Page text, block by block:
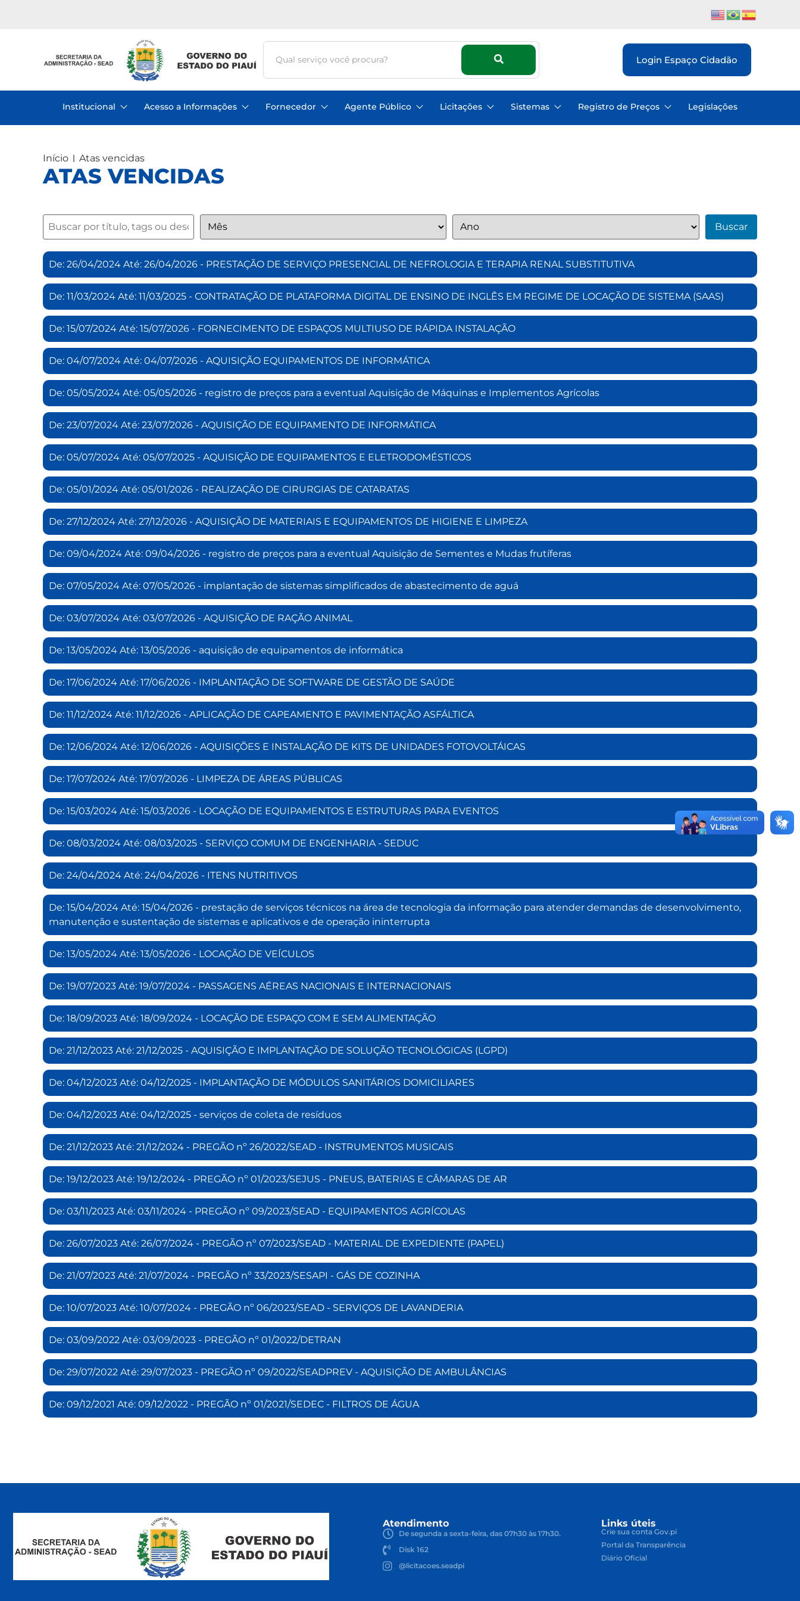
Login Espaço Cidadão
Institucional Acesso a Informações Fornecedor Agente Público Licitações Sistemas Registro de Preços Legislações
Início Atas vencidas
ATAS VENCIDAS
Buscar
De: 26/04/2024 Até: 26/04/2026 - PRESTAÇÃO DE SERVIÇO PRESENCIAL DE NEFROLOGIA E TERAPIA RENAL SUBSTITUTIVA
De: 11/03/2024 Até: 11/03/2025 - CONTRATAÇÃO DE PLATAFORMA DIGITAL DE ENSINO DE INGLÊS EM REGIME DE LOCAÇÃO DE SISTEMA (SAAS)
De: 15/07/2024 Até: 15/07/2026 - FORNECIMENTO DE ESPAÇOS MULTIUSO DE RÁPIDA INSTALAÇÃO
De: 04/07/2024 Até: 04/07/2026 - AQUISIÇÃO EQUIPAMENTOS DE INFORMÁTICA
De: 05/05/2024 Até: 05/05/2026 - registro de preços para a eventual Aquisição de Máquinas e Implementos Agrícolas
De: 23/07/2024 Até: 23/07/2026 - AQUISIÇÃO DE EQUIPAMENTO DE INFORMÁTICA
De: 05/07/2024 Até: 05/07/2025 - AQUISIÇÃO DE EQUIPAMENTOS E ELETRODOMÉSTICOS
De: 05/01/2024 Até: 05/01/2026 - REALIZAÇÃO DE CIRURGIAS DE CATARATAS
De: 27/12/2024 Até: 27/12/2026 - AQUISIÇÃO DE MATERIAIS E EQUIPAMENTOS DE HIGIENE E LIMPEZA
De: 09/04/2024 Até: 09/04/2026 - registro de preços para a eventual Aquisição de Sementes e Mudas frutíferas
De: 07/05/2024 Até: 07/05/2026 - implantação de sistemas simplificados de abastecimento de aguá
De: 03/07/2024 Até: 03/07/2026 - AQUISIÇÃO DE RAÇÃO ANIMAL
De: 13/05/2024 Até: 13/05/2026 - aquisição de equipamentos de informática
De: 17/06/2024 Até: 17/06/2026 - IMPLANTAÇÃO DE SOFTWARE DE GESTÃO DE SAÚDE
De: 11/12/2024 Até: 11/12/2026 - APLICAÇÃO DE CAPEAMENTO E PAVIMENTAÇÃO ASFÁLTICA
De: 12/06/2024 Até: 12/06/2026 - AQUISIÇÕES E INSTALAÇÃO DE KITS DE UNIDADES FOTOVOLTÁICAS
De: 17/07/2024 Até: 17/07/2026 - LIMPEZA DE ÁREAS PÚBLICAS
De: 15/03/2024 Até: 15/03/2026 - LOCAÇÃO DE EQUIPAMENTOS E ESTRUTURAS PARA EVENTOS
De: 08/03/2024 Até: 08/03/2025 - SERVIÇO COMUM DE ENGENHARIA - SEDUC
De: 24/04/2024 Até: 24/04/2026 - ITENS NUTRITIVOS
De: 15/04/2024 Até: 15/04/2026 - prestação de serviços técnicos na área de tecnologia da informação para atender demandas de desenvolvimento,
manutenção e sustentação de sistemas e aplicativos e de operação ininterrupta
De: 13/05/2024 Até: 13/05/2026 - LOCAÇÃO DE VEÍCULOS
De: 19/07/2023 Até: 19/07/2024 - PASSAGENS AÉREAS NACIONAIS E INTERNACIONAIS
De: 18/09/2023 Até: 18/09/2024 - LOCAÇÃO DE ESPAÇO COM E SEM ALIMENTAÇÃO
De: 21/12/2023 Até: 21/12/2025 - AQUISIÇÃO E IMPLANTAÇÃO DE SOLUÇÃO TECNOLÓGICAS (LGPD)
De: 04/12/2023 Até: 04/12/2025 - IMPLANTAÇÃO DE MÓDULOS SANITÁRIOS DOMICILIARES
De: 04/12/2023 Até: 04/12/2025 - serviços de coleta de resíduos
De: 21/12/2023 Até: 21/12/2024 - PREGÃO nº 26/2022/SEAD - INSTRUMENTOS MUSICAIS
De: 19/12/2023 Até: 19/12/2024 - PREGÃO nº 01/2023/SEJUS - PNEUS, BATERIAS E CÂMARAS DE AR
De: 03/11/2023 Até: 03/11/2024 - PREGÃO nº 09/2023/SEAD - EQUIPAMENTOS AGRÍCOLAS
De: 26/07/2023 Até: 26/07/2024 - PREGÃO nº 07/2023/SEAD - MATERIAL DE EXPEDIENTE (PAPEL)
De: 21/07/2023 Até: 21/07/2024 - PREGÃO nº 33/2023/SESAPI - GÁS DE COZINHA
De: 10/07/2023 Até: 10/07/2024 - PREGÃO nº 06/2023/SEAD - SERVIÇOS DE LAVANDERIA
De: 03/09/2022 Até: 03/09/2023 - PREGÃO nº 01/2022/DETRAN
De: 29/07/2022 Até: 29/07/2023 - PREGÃO nº 09/2022/SEADPREV - AQUISIÇÃO DE AMBULÂNCIAS
De: 09/12/2021 Até: 09/12/2022 - PREGÃO nº 01/2021/SEDEC - FILTROS DE ÁGUA
Atendimento
De segunda a sexta-feira, das 07h30 às 17h30.
Disk 162
@licitacoes.seadpi
Links úteis
Crie sua conta Gov.pi
Portal da Transparência
Diário Oficial